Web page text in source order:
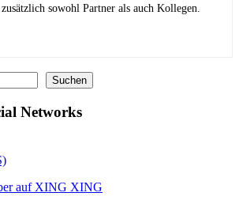
sowohl Partner als auch Kollegen.
Suchen
Networks
XING